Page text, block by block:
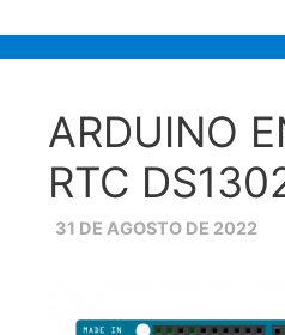
ARDUINO
RTC
31 DE AGOSTO DE 2022